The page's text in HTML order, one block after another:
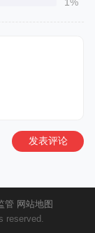
发表评论
管 网站地图
reserved.